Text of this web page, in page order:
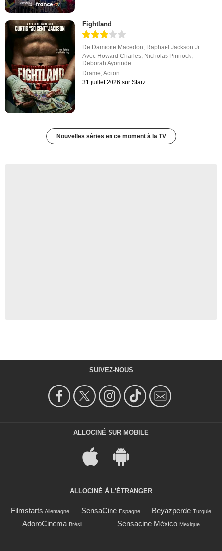
Fightland
De Damione Macedon Raphael Jackson Jr.
Avec Howard Charles Nicholas Pinnock
Deborah Ayorinde
Drame ,Action
31 juillet 2026 sur Starz
Nouvelles séries en ce moment à la TV
SUIVEZ-NOUS
ALLOCINÉ SUR MOBILE
ALLOCINÉ À L'ÉTRANGER
Filmstarts Allemagne SensaCine Espagne Beyazperde Turquie
AdoroCinema Brésil Sensacine México Mexique